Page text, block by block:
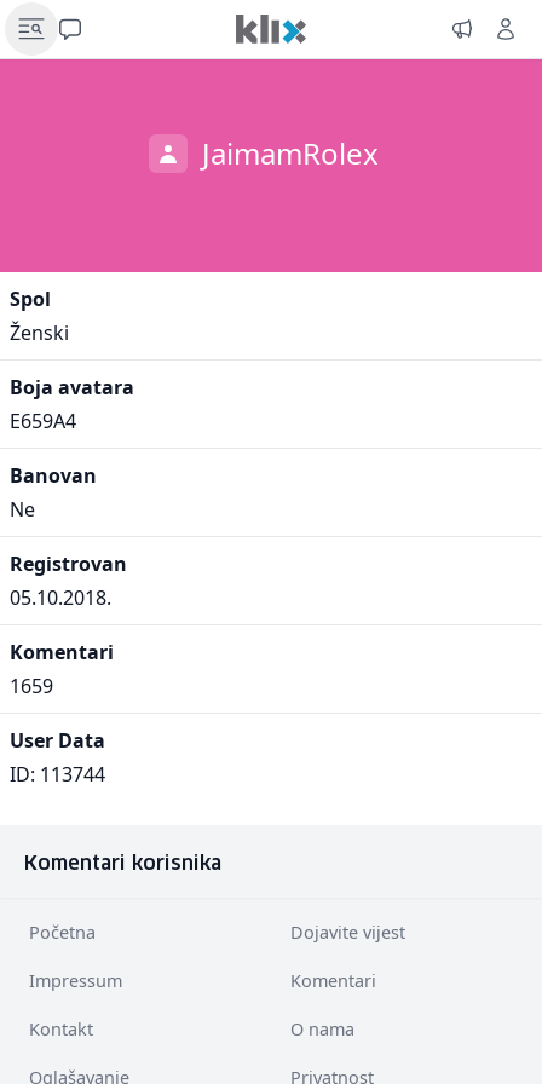
JaimamRolex
Spol
Ženski
Boja avatara
E659A4
Banovan
Ne
Registrovan
05.10.2018.
Komentari
1659
User Data
ID: 113744
Komentari korisnika
Početna Dojavite vijest
Impressum Komentari
Kontakt O nama
Oglašavanje Privatnost